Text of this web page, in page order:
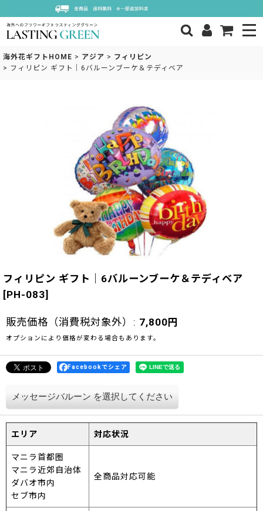
海外花ギフトHOME > アジア > フィリピン
> フィリピン ギフト｜6バルーンブーケ＆テディベア
フィリピン ギフト｜6バルーンブーケ＆テディベア
[PH-083]
販売価格（消費税対象外） : 7,800 円
オプションにより価格が変わる場合もあります。
Facebookでシェア
メッセージバルーン を選択してください
エリア 対応状況
マニラ首都圏
マニラ近郊自治体
ダバオ市内
セブ市内
全商品対応可能